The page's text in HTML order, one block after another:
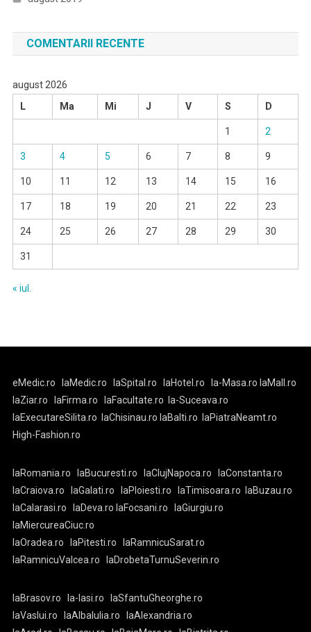
COMENTARII RECENTE
august 2026
L
Ma Mi J V S D
1 2
3 4 5 6 7 8 9
10 11 12 13 14 15 16
17 18 19 20 21 22 23
24 25 26 27 28 29 30
31
« iul.
eMedic.ro laMedic.ro laSpital.ro laHotel.ro la-Masa.ro laMall.ro
laZiar.ro
laFirma.ro laFacultate.ro
la-Suceava.ro
laExecutareSilita.ro
laChisinau.ro laBalti.ro
laPiatraNeamt.ro
High-Fashion.ro
laRomania.ro laBucuresti.ro laClujNapoca.ro
laConstanta.ro
laCraiova.ro
laGalati.ro laPloiesti.ro laTimisoara.ro
laBuzau.ro
laCalarasi.ro
laDeva.ro laFocsani.ro
laGiurgiu.ro
laMiercureaCiuc.ro
laOradea.ro
laPitesti.ro
laRamnicuSarat.ro
laRamnicuValcea.ro
laDrobetaTurnuSeverin.ro
laBrasov.ro la-Iasi.ro
laSfantuGheorghe.ro
laVaslui.ro
laAlbaIulia.ro
laAlexandria.ro